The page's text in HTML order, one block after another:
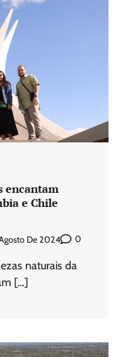
encantam
e Chile
De 2024 0
naturais da
[…]